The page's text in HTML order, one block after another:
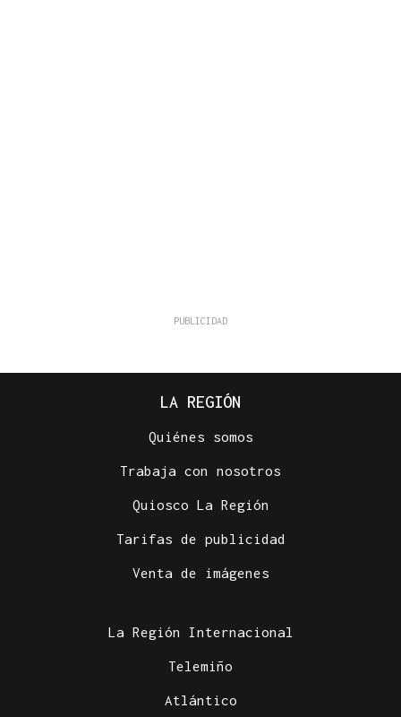
LA REGIÓN
Quiénes somos
Trabaja con nosotros
Quiosco La Región
Tarifas de publicidad
Venta de imágenes
La Región Internacional
Telemiño
Atlántico